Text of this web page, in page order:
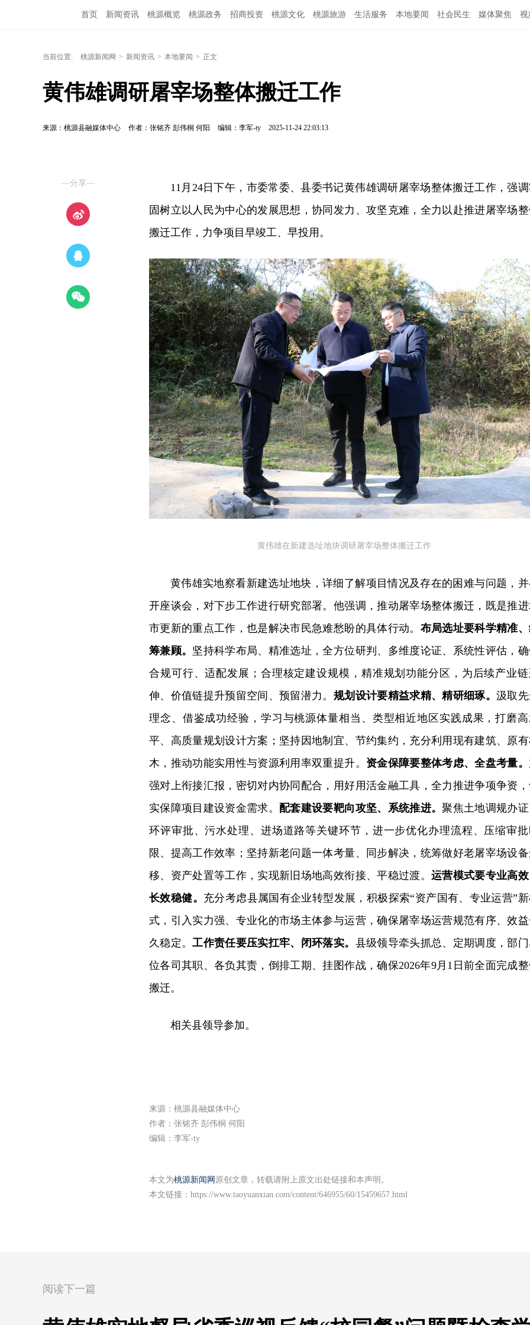
首页 新闻资讯 桃源概览 桃源政务 招商投资 桃源文化 桃源旅游 生活服务 本地要闻 社会民生 媒体聚焦 视
当前位置: 桃源新闻网 > 新闻资讯 > 本地要闻 > 正文
黄伟雄调研屠宰场整体搬迁工作
来源：桃源县融媒体中心 作者：张铭齐 彭伟桐 何阳 编辑：李军-ty 2025-11-24 22:03:13
—分享—
11月24日下午，市委常委、县委书记黄伟雄调研屠宰场整体搬迁工作，强
固树立以人民为中心的发展思想，协同发力、攻坚克难，全力以赴推进屠宰场
搬迁工作，力争项目早竣工、早投用。
黄伟雄在新建选址地块调研屠宰场整体搬迁工作
黄伟雄实地察看新建选址地块，详细了解项目情况及存在的困难与问题，
开座谈会，对下步工作进行研究部署。他强调，推动屠宰场整体搬迁，既是推
市更新的重点工作，也是解决市民急难愁盼的具体行动。 布局选址要科学精准
筹兼顾。 坚持科学布局、精准选址，全方位研判、多维度论证、系统性评估，
合规可行、适配发展；合理核定建设规模，精准规划功能分区，为后续产业
伸、价值链提升预留空间、预留潜力。 规划设计要精益求精、精研细琢。 汲取
理念、借鉴成功经验，学习与桃源体量相当、类型相近地区实践成果，打磨
平、高质量规划设计方案；坚持因地制宜、节约集约，充分利用现有建筑、原
木，推动功能实用性与资源利用率双重提升。 资金保障要整体考虑、全盘考量。
强对上衔接汇报，密切对内协同配合，用好用活金融工具，全力推进争项争资
实保障项目建设资金需求。配套建设要靶向攻坚、系统推进。聚焦土地调规办
环评审批、污水处理、进场道路等关键环节，进一步优化办理流程、压缩审
限、提高工作效率 ； 坚持新老问题一体考量、同步解决， 统筹做好老屠宰场设
移、资产处置等工作，实现新旧场地高效衔接、平稳过渡。 运营模式要专业高
长效稳健。 充分考虑县属国有企业转型发展， 积极探索“资产国有、专业运营”
式，引入 实力强、专业化的市场主体参与运营，确保屠宰场运营规范有序、效
久稳定 。工作责任要压实扛牢、闭环落实。 县级领导牵头抓总、定期调度，部
位各司其职、各负其责，倒排工期、挂图作战，确保2026年9月1日前全面完成
搬迁。
相关县领导参加。
来源：桃源县融媒体中心
作者：张铭齐 彭伟桐 何阳
编辑：李军-ty
本文为桃源新闻网 原创文章，转载请附上原文出处链接和本声明。
本文链接： https://www.taoyuanxian.com/content/646955/60/15459657.html
阅读下一篇